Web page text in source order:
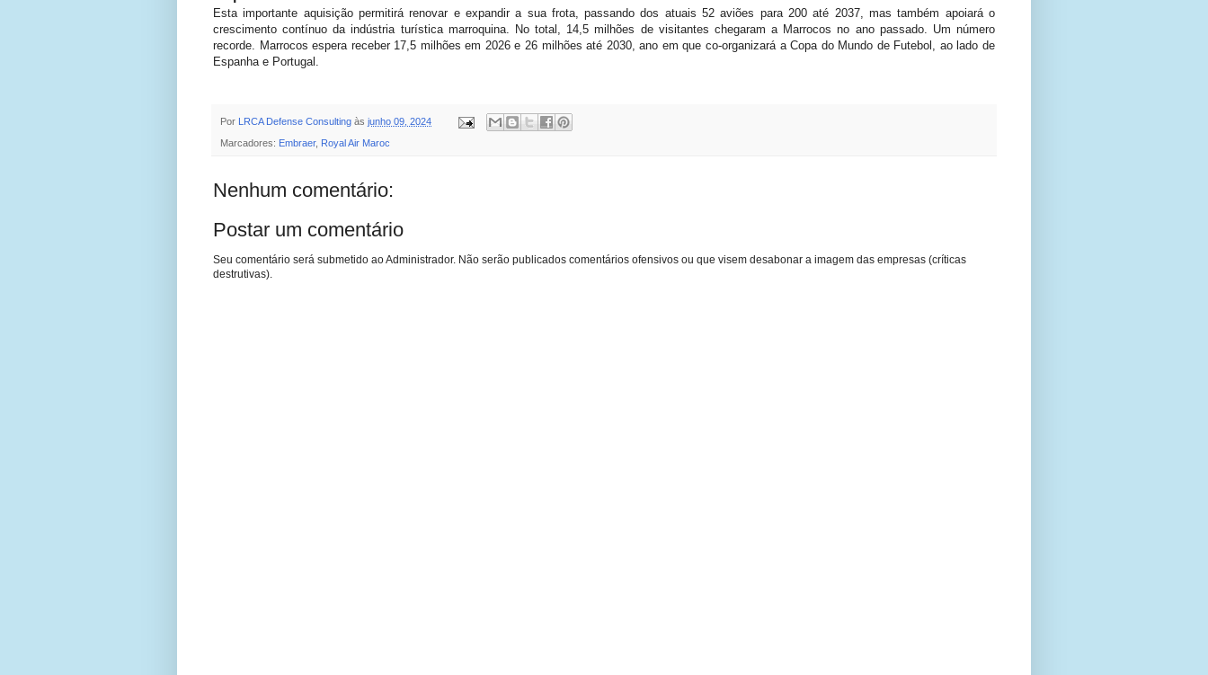
Esta importante aquisição permitirá renovar e expandir a sua frota, passando dos atuais 52 aviões para 200 até 2037, mas também apoiará o
crescimento contínuo da indústria turística marroquina. No total, 14,5 milhões de visitantes chegaram a Marrocos no ano passado. Um número
recorde. Marrocos espera receber 17,5 milhões em 2026 e 26 milhões até 2030, ano em que co-organizará a Copa do Mundo de Futebol, ao lado de
Espanha e Portugal.
Por LRCA Defense Consulting às junho 09, 2024
Marcadores: Embraer, Royal Air Maroc
Nenhum comentário:
Postar um comentário
Seu comentário será submetido ao Administrador. Não serão publicados comentários ofensivos ou que visem desabonar a imagem das empresas (críticas
destrutivas).